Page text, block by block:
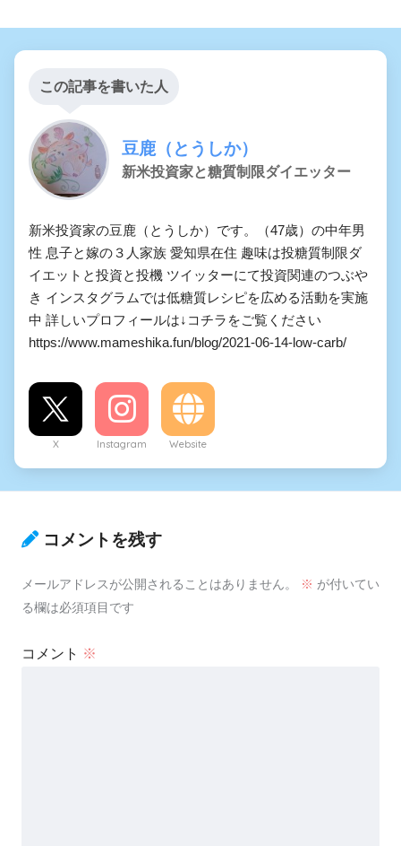
この記事を書いた人
豆鹿（とうしか）
新米投資家と糖質制限ダイエッター
新米投資家の豆鹿（とうしか）です。（47歳）の中年男
性 息子と嫁の３人家族 愛知県在住 趣味は投糖質制限ダ
イエットと投資と投機 ツイッターにて投資関連のつぶや
き インスタグラムでは低糖質レシピを広める活動を実施
中 詳しいプロフィールは↓コチラをご覧ください
https://www.mameshika.fun/blog/2021-06-14-low-carb/
X Instagram Website
コメントを残す
メールアドレスが公開されることはありません。 ※ が付いてい
る欄は必須項目です
コメント ※